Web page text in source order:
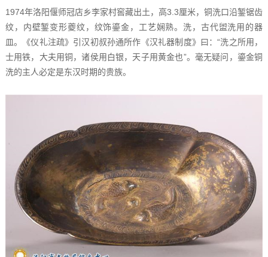
1974年洛阳偃师冠店乡李家村窖藏出土，高3.3厘米，铜洗口沿錾锯齿
纹，内壁錾变形夔纹，纹饰鎏金，工艺娴熟。洗，古代盥洗用的器
皿。《仪礼注疏》引汉初叔孙通所作《汉礼器制度》曰：“洗之所用，
士用铁，大夫用铜，诸侯用白银，天子用黄金也”。毫无疑问，鎏金铜
洗的主人必定是东汉时期的贵族。